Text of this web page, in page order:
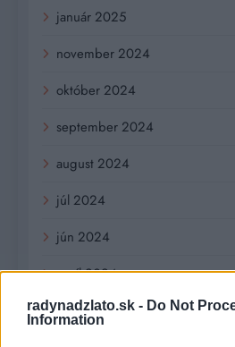
radynadzlato.sk - Do Not
Information
január 2025
november 2024
október 2024
september 2024
august 2024
júl 2024
jún 2024
apríl 2024
marec 2024